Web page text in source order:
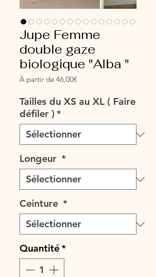
Jupe Femme
double gaze
biologique "Alba "
À partir de 46,00€Prix
Tailles du XS au XL ( Faire
défiler ) *
Longeur *
Ceinture *
Quantité*